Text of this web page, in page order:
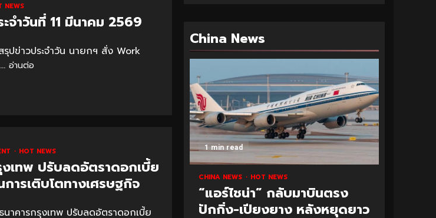
NEWS
จำวันที่ 11 มีนาคม 2569
รุปข่าวประจำวัน นายกฯ สั่ง Work
อ่านต่อ
HOT NEWS
งเทพ ปรับลดอัตราดอกเบี้ย
ารเติบโตทางเศรษฐกิจ
นาคารกรุงเทพ ปรับลดอัตราดอกเบี้ย
China News
1 min read
CHINA NEWS HOT NEWS
“แอร์ไชน่า” กลับมาบินตรง
ปักกิ่ง-เปียงยาง หลังหยุดยาว